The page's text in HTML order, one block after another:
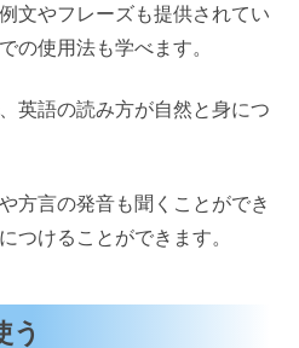
文やフレーズも提供されてい
の使用法も学べます。
英語の読み方が自然と身につ
方言の発音も聞くことができ
つけることができます。
う